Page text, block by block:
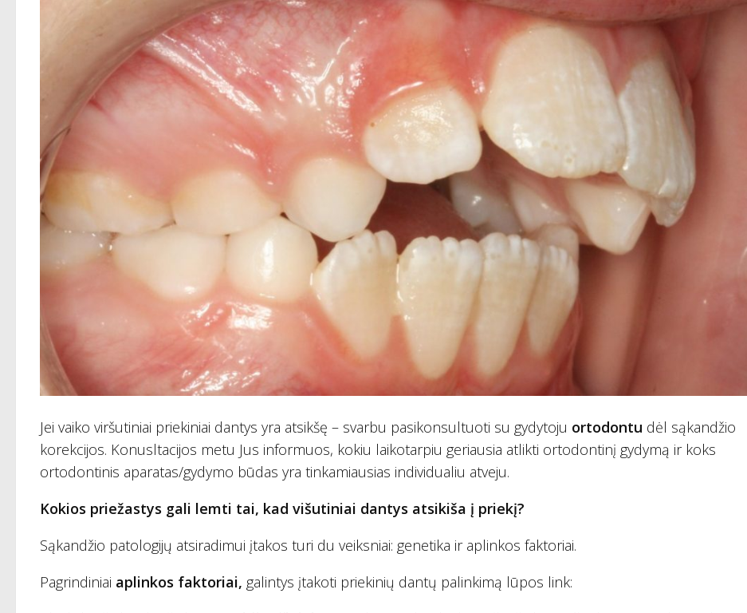
Jei vaiko viršutiniai priekiniai dantys yra atsikšę – svarbu pasikonsultuoti su gydytoju ortodontu dėl sąkandžio
korekcijos. Konusltacijos metu Jus informuos, kokiu laikotarpiu geriausia atlikti ortodontinį gydymą ir koks
ortodontinis aparatas/gydymo būdas yra tinkamiausias individualiu atveju.
Kokios priežastys gali lemti tai, kad višutiniai dantys atsikiša į priekį?
Sąkandžio patologijų atsiradimui įtakos turi du veiksniai: genetika ir aplinkos faktoriai.
Pagrindiniai aplinkos faktoriai, galintys įtakoti priekinių dantų palinkimą lūpos link: